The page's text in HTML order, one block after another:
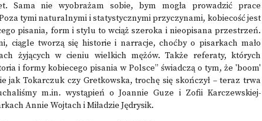
Sama nie wyobrażam sobie, bym mogła prowadzić prace
tymi naturalnymi i statystycznymi przyczynami, kobiecość jest
pisania, form i stylu to wciąż szeroka i nieopisana przestrzeń.
ciągle tworzą się historie i narracje, choćby o pisarkach mało
żyjących w cieniu wielkich mężów. Także referaty, których
i formy kobiecego pisania w Polsce” świadczą o tym, że 'boom'
jak Tokarczuk czy Gretkowska, trochę się skończył – teraz trwa
m.in. wystąpień o Joannie Guze i Zofii Karczewskiej-
Annie Wojtach i Miładzie Jędrysik.